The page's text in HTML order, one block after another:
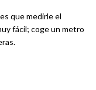
que medirle el
fácil; coge un metro